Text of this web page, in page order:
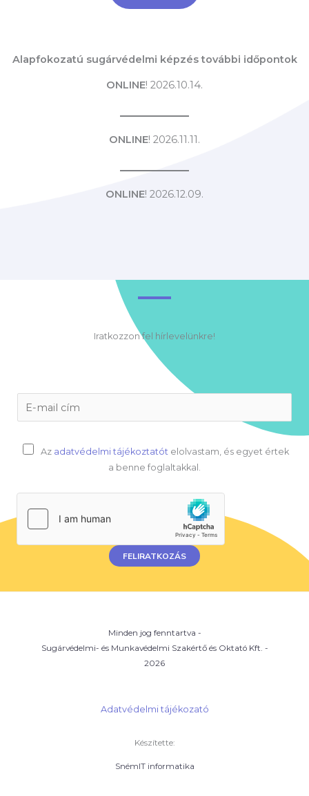
Alapfokozatú sugárvédelmi képzés további időpontok
ONLINE! 2026.10.14.
ONLINE! 2026.11.11.
ONLINE! 2026.12.09.
Iratkozzon fel hírlevelünkre!
*
á
l
Az adatvédelmi tájékoztatótelolvastam, és egyet értek
a benne foglaltakkal.
FELIRATKOZÁS
Minden jog fenntartva -
Sugárvédelmi- és Munkavédelmi Szakértő és Oktató Kft. -
2026
Adatvédelmi tájékozató
Készítette:
SnémIT informatika